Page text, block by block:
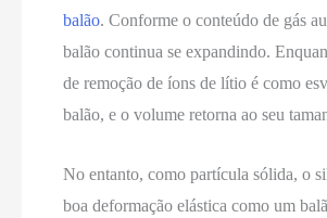
balão. Conforme o conteúdo de gás
balão continua se expandindo.
de remoção de íons de lítio é como
balão, e o volume retorna ao seu
No entanto, como partícula sólida, o
boa deformação elástica como um